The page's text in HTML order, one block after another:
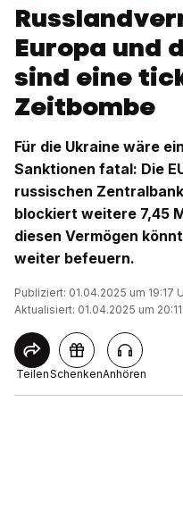
Europa und
sind eine
Zeitbombe
Für die Ukraine wäre
Sanktionen fatal: Die
russischen
blockiert weitere 7,45
diesen Vermögen
weiter befeuern.
Publiziert: 01.04.2025 um 19:17
Aktualisiert: 01.04.2025 um
TeilenSchenkenAnhören